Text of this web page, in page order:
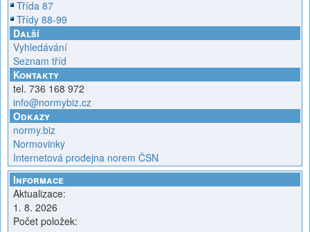
Třída 87
Třídy 88-99
Další
Vyhledávání
Seznam tříd
Kontakty
tel. 736 168 972
info@normybiz.cz
Odkazy
normy.biz
Normovinky
Internetová prodejna norem ČSN
Informace
Aktualizace:
1. 8. 2026
Počet položek: